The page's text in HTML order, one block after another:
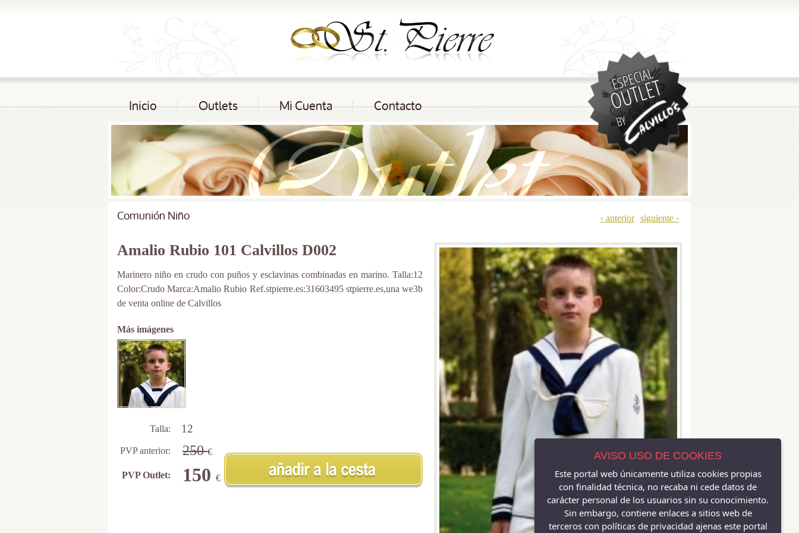
Inicio Outlets Mi Cuenta Contacto
‹ anterior siguiente ›
Comunión Niño
Amalio Rubio 101 Calvillos D002
Marinero niño en crudo con puños y esclavinas combinadas en marino. Talla:12
Color:Crudo Marca:Amalio Rubio Ref.stpierre.es:31603495 stpierre.es,una we3b
de venta online de Calvillos
Más imágenes
Talla: 12
PVP anterior: 250 €
PVP Outlet: 150 €
AVISO USO DE COOKIES
Este portal web únicamente utiliza cookies propias
con finalidad técnica, no recaba ni cede datos de
carácter personal de los usuarios sin su conocimiento.
Sin embargo, contiene enlaces a sitios web de
terceros con políticas de privacidad ajenas este portal